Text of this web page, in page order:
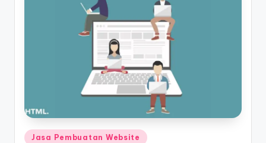
Jasa Pembuatan Website